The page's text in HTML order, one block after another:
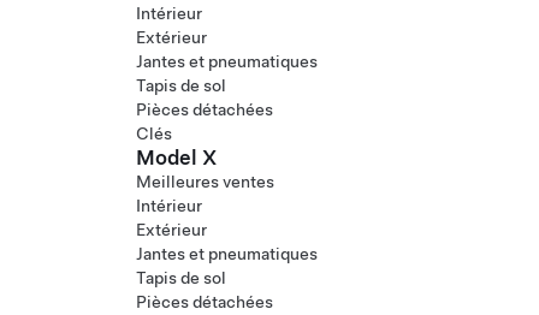
Intérieur
Extérieur
Jantes et pneumatiques
Tapis de sol
Pièces détachées
Clés
Model X
Meilleures ventes
Intérieur
Extérieur
Jantes et pneumatiques
Tapis de sol
Pièces détachées